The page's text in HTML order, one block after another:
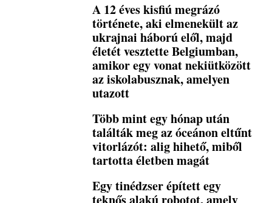
A 12 éves kisfiú megrázó
története, aki elmenekült az
ukrajnai háború elől, majd
életét vesztette Belgiumban,
amikor egy vonat nekiütközött
az iskolabusznak, amelyen
utazott
Több mint egy hónap után
találták meg az óceánon eltűnt
vitorlázót: alig hihető, miből
tartotta életben magát
Egy tinédzser épített egy